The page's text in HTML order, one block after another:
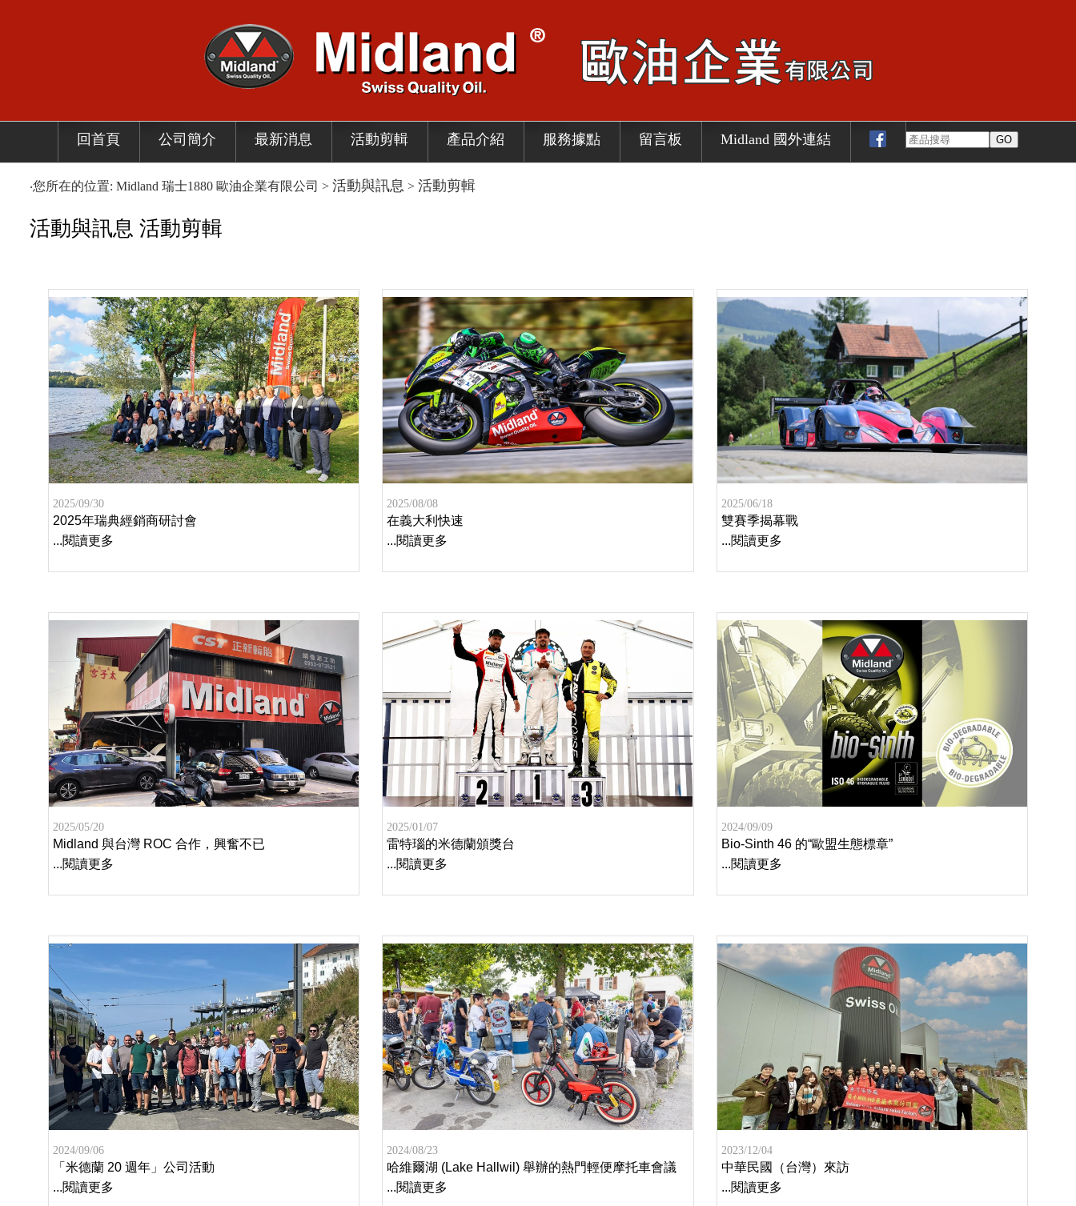
回首頁 公司簡介 最新消息 活動剪輯 產品介紹 服務據點 留言板 Midland 國外連結
‧您所在的位置: Midland 瑞士1880 歐油企業有限公司 > 活動與訊息 > 活動剪輯
活動與訊息 活動剪輯
2025/09/30
2025年瑞典經銷商研討會
...閱讀更多
2025/08/08
在義大利快速
...閱讀更多
2025/06/18
雙賽季揭幕戰
...閱讀更多
2025/05/20
Midland 與台灣 ROC 合作，興奮不已
...閱讀更多
2025/01/07
雷特瑙的米德蘭頒獎台
...閱讀更多
2024/09/09
Bio-Sinth 46 的“歐盟生態標章”
...閱讀更多
2024/09/06
「米德蘭 20 週年」公司活動
...閱讀更多
2024/08/23
哈維爾湖 (Lake Hallwil) 舉辦的熱門輕便摩托車會議
...閱讀更多
2023/12/04
中華民國（台灣）來訪
...閱讀更多